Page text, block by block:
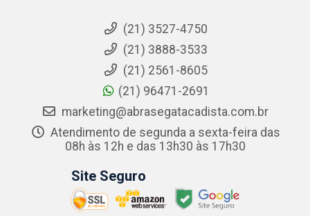
(21) 3527-4750
(21) 3888-3533
(21) 2561-8605
(21) 96471-2691
marketing@abrasegatacadista.com.br
Atendimento de segunda a sexta-feira das
08h às 12h e das 13h30 às 17h30
Site Seguro